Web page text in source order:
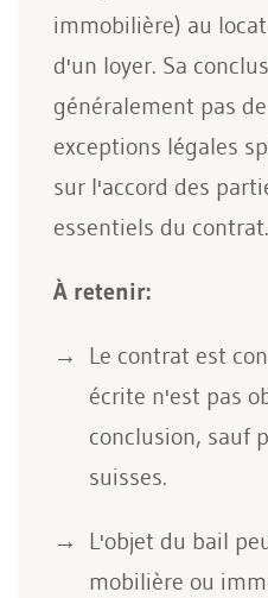
immobilière) au
d'un loyer. Sa
généralement pas
exceptions légales
sur l'accord des
essentiels du contrat.
À retenir:
Le contrat est
écrite n'est pas
conclusion, sauf
suisses.
L'objet du bail
mobilière ou